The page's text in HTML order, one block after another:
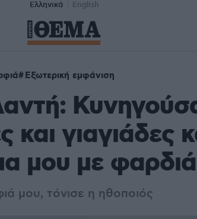
Ελληνικά English
Εξωτερική εμφάνιση
γιαγιάδες
μου με
μου, τόνισε η ηθοποιός